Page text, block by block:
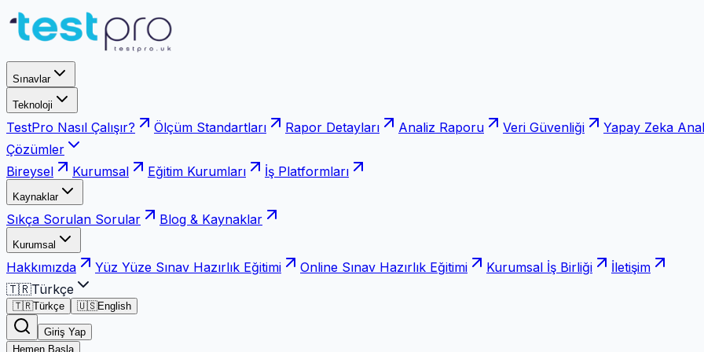
Sınavlar
Teknoloji
TestPro Nasıl Çalışır? Ölçüm Standartları Rapor Detayları Analiz Raporu Veri Güvenliği
Yapay Zeka
Çözümler
Bireysel
Kurumsal Eğitim Kurumları İş Platformları
Kaynaklar
Sıkça Sorulan Sorular Blog & Kaynaklar
Kurumsal
Hakkımızda Yüz Yüze Sınav Hazırlık Eğitimi Online Sınav Hazırlık Eğitimi Kurumsal İş Birliği
İletişim
🇹🇷Türkçe
🇹🇷Türkçe 🇺🇸English
Giriş Yap
Hemen Başla